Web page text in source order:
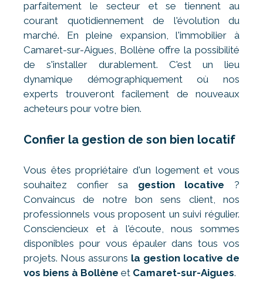
parfaitement le secteur et se tiennent au
courant quotidiennement de l'évolution du
marché. En pleine expansion, l'immobilier à
Camaret-sur-Aigues, Bollène offre la possibilité
de s'installer durablement. C'est un lieu
dynamique démographiquement où nos
experts trouveront facilement de nouveaux
acheteurs pour votre bien.
Confier la gestion de son bien locatif
Vous êtes propriétaire d'un logement et vous
souhaitez confier sa gestion locative ?
Convaincus de notre bon sens client, nos
professionnels vous proposent un suivi régulier.
Consciencieux et à l'écoute, nous sommes
disponibles pour vous épauler dans tous vos
projets. Nous assurons la gestion locative de
vos biens à Bollène et Camaret-sur-Aigues.